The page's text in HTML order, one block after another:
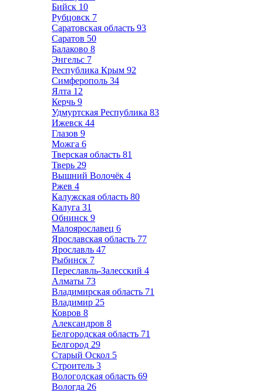
Бийск 10
Рубцовск 7
Саратовская область 93
Саратов 50
Балаково 8
Энгельс 7
Республика Крым 92
Симферополь 34
Ялта 12
Керчь 9
Удмуртская Республика 83
Ижевск 44
Глазов 9
Можга 6
Тверская область 81
Тверь 29
Вышний Волочёк 4
Ржев 4
Калужская область 80
Калуга 31
Обнинск 9
Малоярославец 6
Ярославская область 77
Ярославль 47
Рыбинск 7
Переславль-Залесский 4
Алматы 73
Владимирская область 71
Владимир 25
Ковров 8
Александров 8
Белгородская область 71
Белгород 29
Старый Оскол 5
Строитель 3
Вологодская область 69
Вологда 26